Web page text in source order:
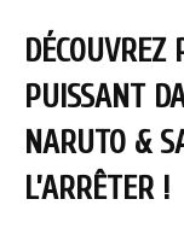
DÉCOUVREZ
PUISSANT
NARUTO &
L’ARRÊTER !